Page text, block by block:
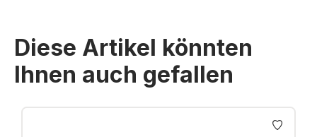
Diese Artikel könnten
Ihnen auch gefallen
Produktgalerie überspringen